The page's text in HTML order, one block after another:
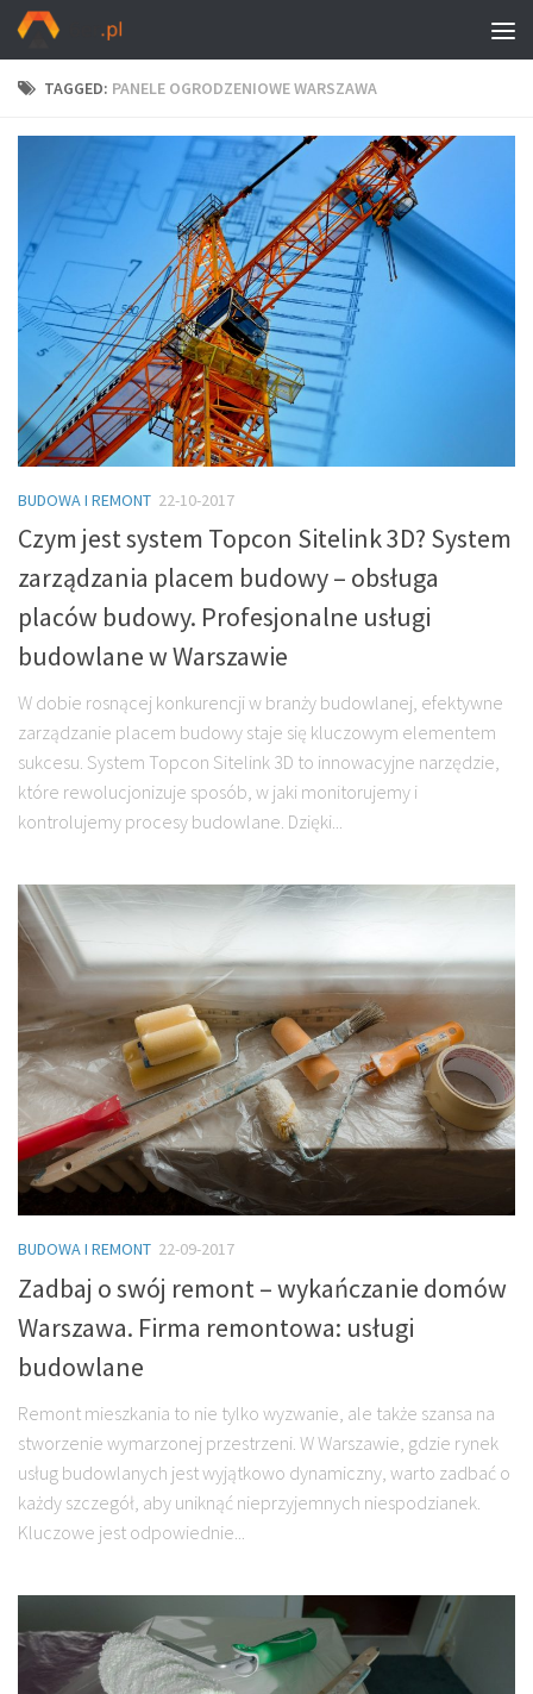
TAGGED: PANELE OGRODZENIOWE WARSZAWA
BUDOWA I REMONT 22-10-2017
Czym jest system Topcon Sitelink 3D? System
zarządzania placem budowy – obsługa
placów budowy. Profesjonalne usługi
budowlane w Warszawie
W dobie rosnącej konkurencji w branży budowlanej, efektywne
zarządzanie placem budowy staje się kluczowym elementem
sukcesu. System Topcon Sitelink 3D to innowacyjne narzędzie,
które rewolucjonizuje sposób, w jaki monitorujemy i
kontrolujemy procesy budowlane. Dzięki...
BUDOWA I REMONT 22-09-2017
Zadbaj o swój remont – wykańczanie domów
Warszawa. Firma remontowa: usługi
budowlane
Remont mieszkania to nie tylko wyzwanie, ale także szansa na
stworzenie wymarzonej przestrzeni. W Warszawie, gdzie rynek
usług budowlanych jest wyjątkowo dynamiczny, warto zadbać o
każdy szczegół, aby uniknąć nieprzyjemnych niespodzianek.
Kluczowe jest odpowiednie...